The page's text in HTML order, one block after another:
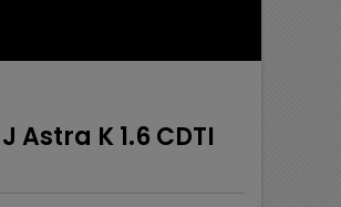
Astra K 1.6 CDTI